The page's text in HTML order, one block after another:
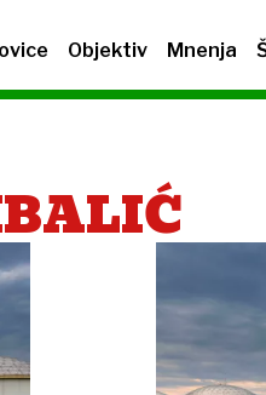
Objektiv Mnenja